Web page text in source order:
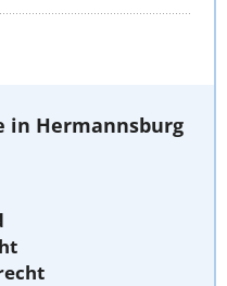
in Hermannsburg